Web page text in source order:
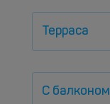
Терраса
С балконом